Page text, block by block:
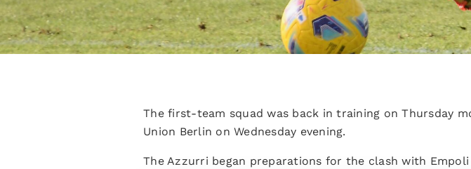
The first-team squad was back in training on Thursday
Union Berlin on Wednesday evening.
The Azzurri began preparations for the clash with